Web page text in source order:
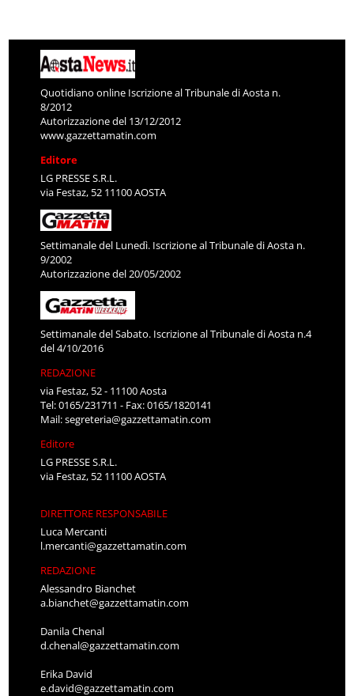
Quotidiano online Iscrizione al Tribunale di Aosta n.
8/2012
Autorizzazione del 13/12/2012
www.gazzettamatin.com
Editore
LG PRESSE S.R.L.
via Festaz, 52 11100 AOSTA
Settimanale del Lunedì. Iscrizione al Tribunale di Aosta n.
9/2002
Autorizzazione del 20/05/2002
Settimanale del Sabato. Iscrizione al Tribunale di Aosta n.4
del 4/10/2016
REDAZIONE
via Festaz, 52 - 11100 Aosta
Tel: 0165/231711 - Fax: 0165/1820141
Mail:segreteria@gazzettamatin.com
Editore
LG PRESSE S.R.L.
via Festaz, 52 11100 AOSTA
DIRETTORE RESPONSABILE
Luca Mercanti
l.mercanti@gazzettamatin.com
REDAZIONE
Alessandro Bianchet
a.bianchet@gazzettamatin.com
Danila Chenal
d.chenal@gazzettamatin.com
Erika David
e.david@gazzettamatin.com